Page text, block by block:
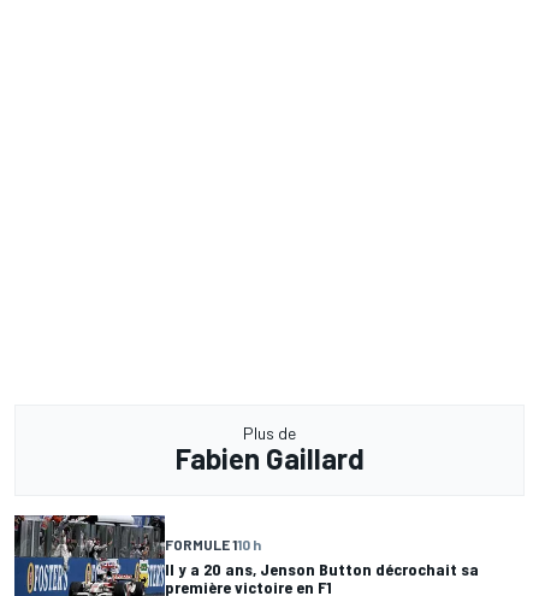
Plus de
Fabien Gaillard
FORMULE 110 h
Il y a 20 ans, Jenson Button décrochait sa
première victoire en F1